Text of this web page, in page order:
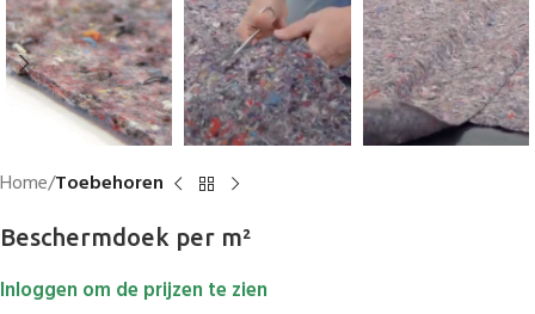
Home Toebehoren
Beschermdoek per m²
Inloggen om de prijzen te zien